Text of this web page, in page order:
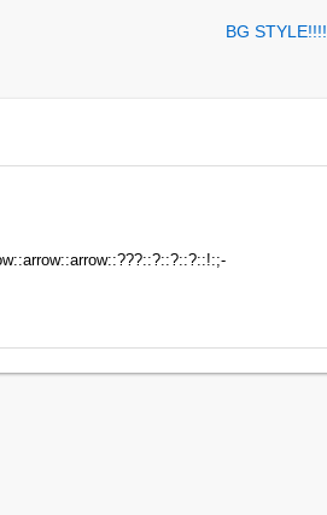
BG STYLE!!!!